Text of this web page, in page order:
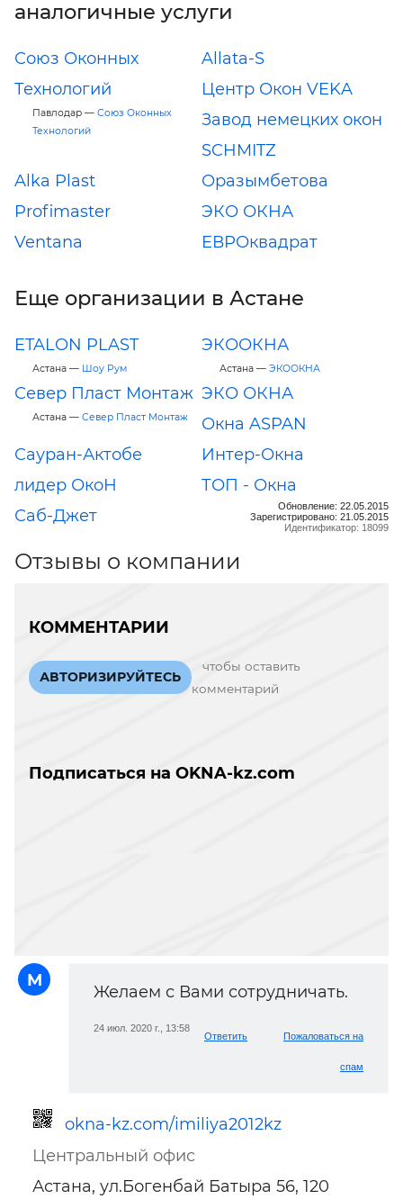
аналогичные услуги
Союз Оконных
Технологий
Павлодар — Союз Оконных
Технологий
Allata-S
Центр Окон VEKA
Завод немецких окон
SCHMITZ
Alka Plast
Оразымбетова
Profimaster
ЭКО ОКНА
Ventana
ЕВРОквадрат
Еще организации в Астане
ETALON PLAST
Астана — Шоу Рум
ЭКООКНА
Астана — ЭКООКНА
Север Пласт Монтаж
Астана — Север Пласт Монтаж
ЭКО ОКНА
Окна ASPAN
Сауран-Актобе
Интер-Окна
лидер ОкоН
ТОП - Окна
Саб-Джет
Обновление: 22.05.2015
Зарегистрировано: 21.05.2015
Идентификатор: 18099
Отзывы о компании
КОММЕНТАРИИ
АВТОРИЗИРУЙТЕСЬ
чтобы оставить
комментарий
Подписаться на OKNA-kz.com
М
Желаем с Вами сотрудничать.
24 июл. 2020 г., 13:58
Ответить Пожаловаться на
спам
okna-kz.com/imiliya2012kz
Центральный офис
Астана, ул.Богенбай Батыра 56, 120